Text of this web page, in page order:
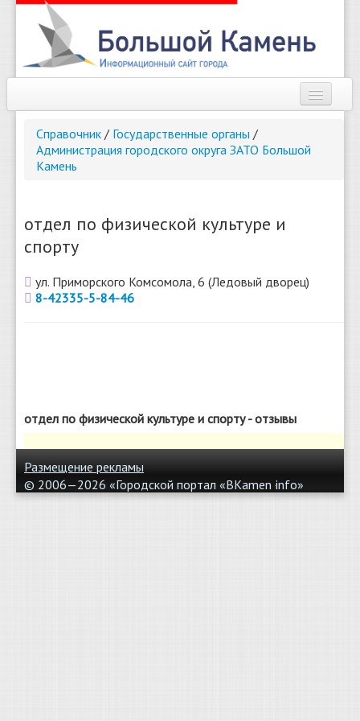
Афиша
Погода
О сайте
Справочник / Государственные органы /
Администрация городского округа ЗАТО Большой
Камень
отдел по физической культуре и
спорту
ул. Приморского Комсомола, 6 (Ледовый дворец)
8-42335-5-84-46
отдел по физической культуре и спорту - отзывы
Размещение рекламы
© 2006—2026 «Городской портал «BKamen info»